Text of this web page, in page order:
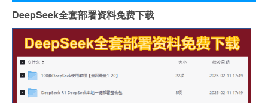
DeepSeek全套部署资料免费下载